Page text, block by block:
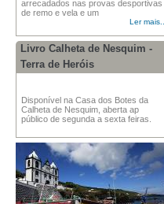
arrecadados nas provas desportivas
de remo e vela e um
Ler mais...
Livro Calheta de Nesquim -
Terra de Heróis
Disponível na Casa dos Botes da
Calheta de Nesquim, aberta ap
público de segunda a sexta feiras.